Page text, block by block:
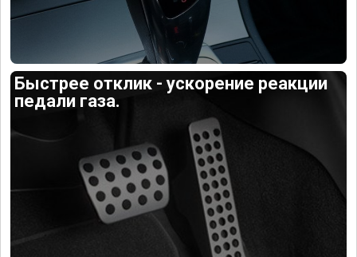
Быстрее отклик - ускорение реакции
педали газа.